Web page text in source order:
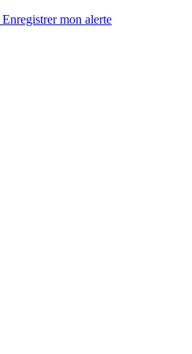
Enregistrermon alerte